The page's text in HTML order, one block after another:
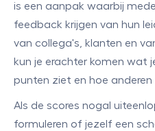
is een aanpak waarbij
feedback krijgen van hun
van collega's, klanten en
kun je erachter komen wat
punten ziet en hoe
Als de scores nogal
formuleren of jezelf een